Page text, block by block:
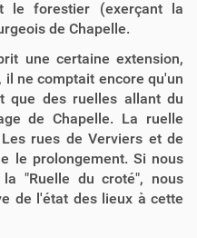
le forestier (exerçant la
de Chapelle.
une certaine extension,
ne comptait encore qu'un
que des ruelles allant du
de Chapelle. La ruelle
rues de Verviers et de
le prolongement. Si nous
"Ruelle du croté", nous
de l'état des lieux à cette